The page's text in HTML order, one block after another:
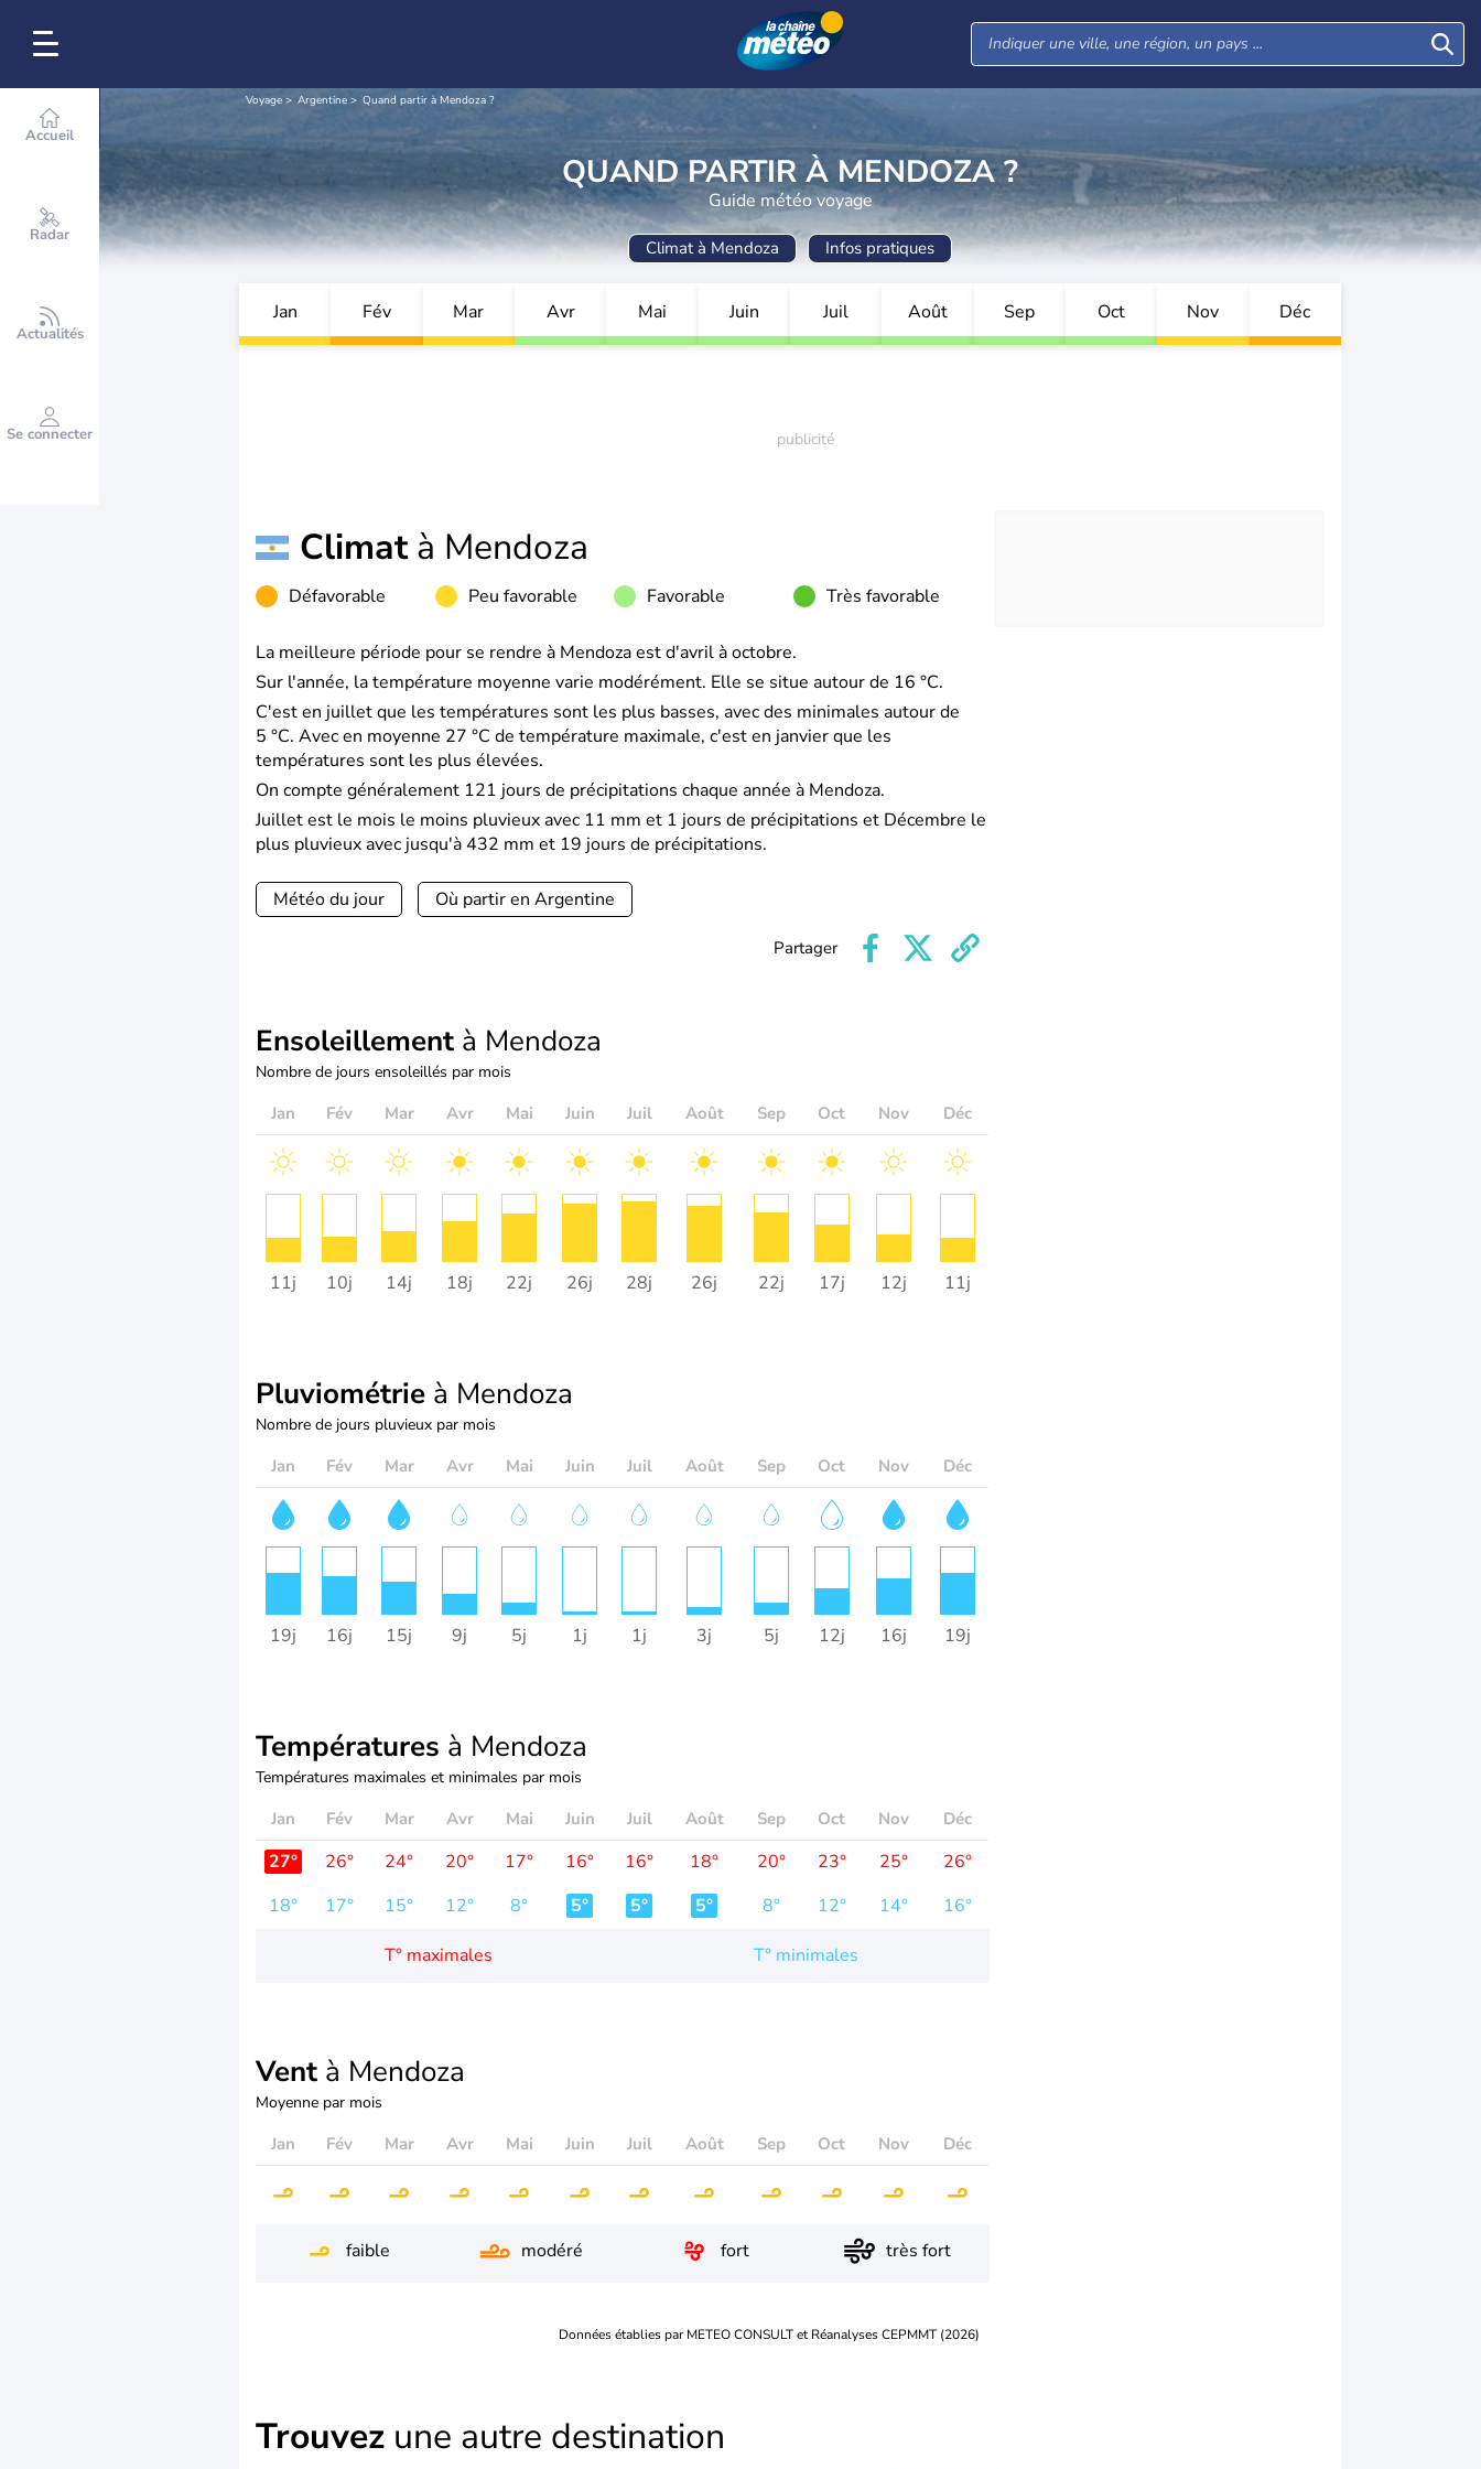
Accueil
Radar
Actualités
Se connecter
Voyage Argentine Quand partir à Mendoza ?
QUAND PARTIR À MENDOZA ?
Guide météo voyage
Climat à Mendoza Infos pratiques
Jan Fév Mar Avr Mai Juin Juil Août Sep Oct Nov Déc
Climatà Mendoza
Défavorable Peu favorable Favorable Très favorable
La meilleure période pour se rendre à Mendoza est d'avril à octobre.
Sur l'année, la température moyenne varie modérément. Elle se situe autour de 16 °C.
C'est en juillet que les températures sont les plus basses, avec des minimales autour de
5 °C. Avec en moyenne 27 °C de température maximale, c'est en janvier que les
températures sont les plus élevées.
On compte généralement 121 jours de précipitations chaque année à Mendoza.
Juillet est le mois le moins pluvieux avec 11 mm et 1 jours de précipitations et Décembre le
plus pluvieux avec jusqu'à 432 mm et 19 jours de précipitations.
Météo du jour Où partir en Argentine
Partager
Ensoleillement à Mendoza
Nombre de jours ensoleillés par mois
Jan Fév Mar Avr Mai Juin Juil Août Sep Oct Nov Déc
11j 10j 14j 18j 22j 26j 28j 26j 22j 17j 12j 11j
Pluviométrie à Mendoza
Nombre de jours pluvieux par mois
Jan Fév Mar Avr Mai Juin Juil Août Sep Oct Nov Déc
19j 16j 15j 9j 5j 1j 1j 3j 5j 12j 16j 19j
Températures à Mendoza
Températures maximales et minimales par mois
Jan Fév Mar Avr Mai Juin Juil Août Sep Oct Nov Déc
27° 26° 24° 20° 17° 16° 16° 18° 20° 23° 25°
26°
18°
17° 15° 12° 8° 5° 5° 5° 8° 12° 14° 16°
T° maximales T° minimales
Vent à Mendoza
Moyenne par mois
Jan Fév Mar Avr Mai Juin Juil Août Sep Oct Nov Déc
faible modéré fort très fort
Données établies par METEO CONSULT et Réanalyses CEPMMT (2026)
Trouvez une autre destination